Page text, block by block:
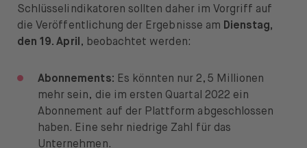
Schlüsselindikatoren sollten daher im Vorgriff auf
die Veröffentlichung der Ergebnisse am Dienstag,
den 19. April, beobachtet werden:
Abonnements: Es könnten nur 2,5 Millionen
mehr sein, die im ersten Quartal 2022 ein
Abonnement auf der Plattform abgeschlossen
haben. Eine sehr niedrige Zahl für das
Unternehmen.